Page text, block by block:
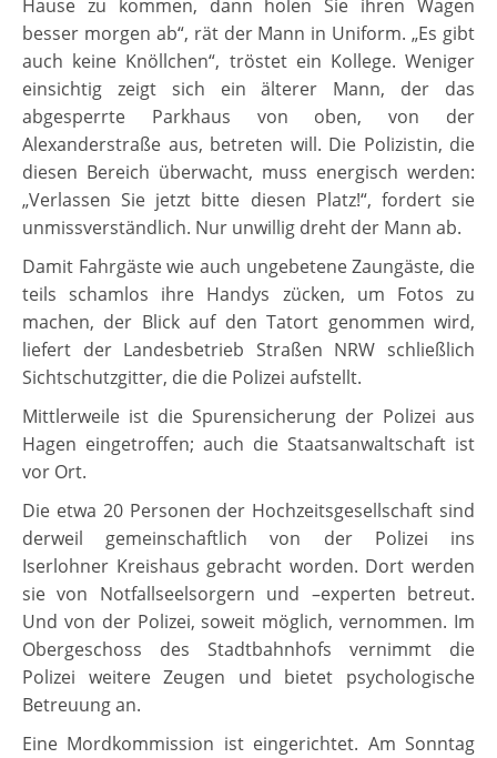
Hause zu kommen, dann holen Sie ihren Wagen
besser morgen ab“, rät der Mann in Uniform. „Es gibt
auch keine Knöllchen“, tröstet ein Kollege. Weniger
einsichtig zeigt sich ein älterer Mann, der das
abgesperrte Parkhaus von oben, von der
Alexanderstraße aus, betreten will. Die Polizistin, die
diesen Bereich überwacht, muss energisch werden:
„Verlassen Sie jetzt bitte diesen Platz!“, fordert sie
unmissverständlich. Nur unwillig dreht der Mann ab.
Damit Fahrgäste wie auch ungebetene Zaungäste, die
teils schamlos ihre Handys zücken, um Fotos zu
machen, der Blick auf den Tatort genommen wird,
liefert der Landesbetrieb Straßen NRW schließlich
Sichtschutzgitter, die die Polizei aufstellt.
Mittlerweile ist die Spurensicherung der Polizei aus
Hagen eingetroffen; auch die Staatsanwaltschaft ist
vor Ort.
Die etwa 20 Personen der Hochzeitsgesellschaft sind
derweil gemeinschaftlich von der Polizei ins
Iserlohner Kreishaus gebracht worden. Dort werden
sie von Notfallseelsorgern und –experten betreut.
Und von der Polizei, soweit möglich, vernommen. Im
Obergeschoss des Stadtbahnhofs vernimmt die
Polizei weitere Zeugen und bietet psychologische
Betreuung an.
Eine Mordkommission ist eingerichtet. Am Sonntag